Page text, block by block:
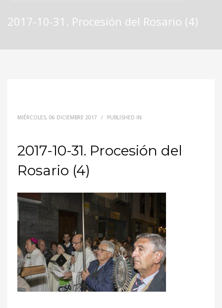
2017-10-31. Procesión del Rosario (4)
MIÉRCOLES, 06 DICIEMBRE 2017 / PUBLISHED IN
2017-10-31. Procesión del
Rosario (4)